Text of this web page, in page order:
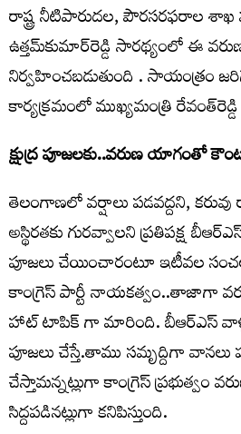
రాష్ట్ర నీటిపారుదల, పౌరసరఫరాల శాఖ
ఉత్తమ్‌కుమార్‌రెడ్డి సారథ్యంలో ఈ
నిర్వహించబడుతుంది . సాయంత్రం
కార్యక్రమంలో ముఖ్యమంత్రి
క్షుద్ర పూజలకు..వరుణ యాగంతో
తెలంగాణలో వర్షాలు పడవద్దని,
అస్థిరతకు గురవ్వాలని ప్రతిపక్ష
పూజలు చేయించారంటూ ఇటీవల
కాంగ్రెస్ పార్టీ నాయకత్వం..తాజాగా
హాట్ టాపిక్ గా మారింది. బీఆర్ఎస్
పూజలు చేస్తే.తాము సమృద్దిగా
చేస్తామన్నట్లుగా కాంగ్రెస్ ప్రభుత్వం
సిద్దపడినట్లుగా కనిపిస్తుంది.